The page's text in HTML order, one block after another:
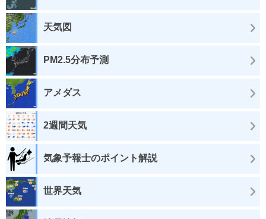
天気図
PM2.5分布予測
アメダス
2週間天気
気象予報士のポイント解説
世界天気